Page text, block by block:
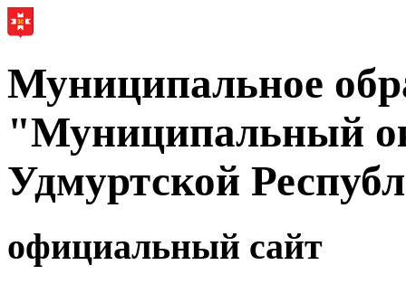
Муниципальное
"Муниципальный
Удмуртской
официальный сайт